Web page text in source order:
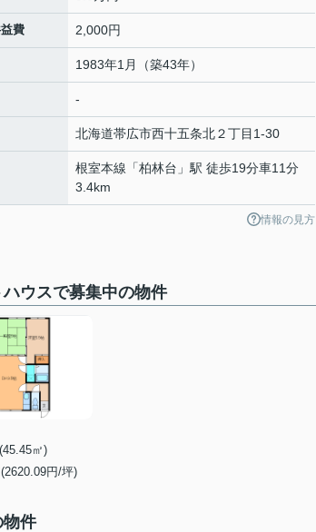
費 2,000円
1983年1月（築43年）
-
北海道帯広市西十五条北２丁目1-30
根室本線 「柏林台 」駅 徒歩19分車11分
3.4km
情報の見方
ハウスで募集中の物件
㎡)
円/坪)
物件